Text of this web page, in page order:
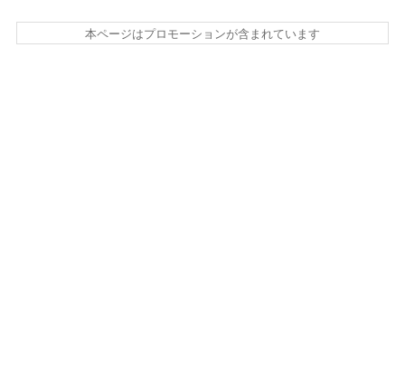
本ページはプロモーションが含まれています